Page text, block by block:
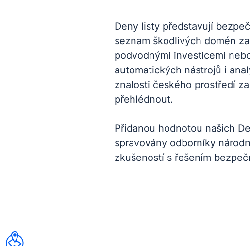
Deny listy představují
seznam škodlivých domén
podvodnými investicemi
automatických nástrojů i
znalosti českého prostředí
přehlédnout.
Přidanou hodnotou našich
spravovány odborníky
zkušeností s řešením